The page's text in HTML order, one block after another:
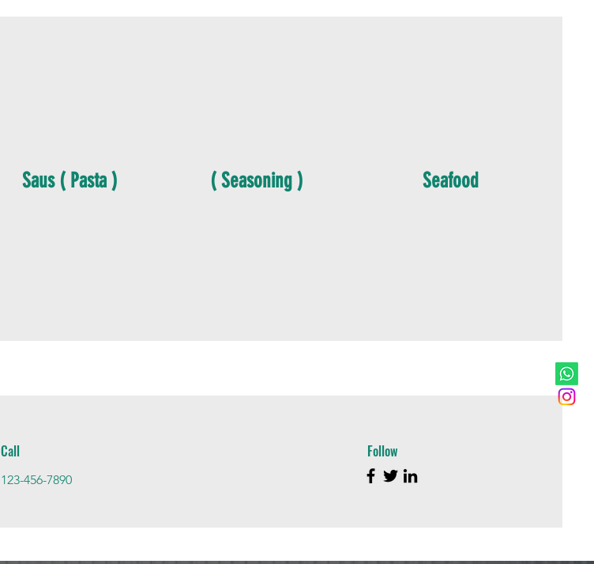
Saus ( Pasta ) ( Seasoning ) Seafood
Call
123-456-7890
Follow